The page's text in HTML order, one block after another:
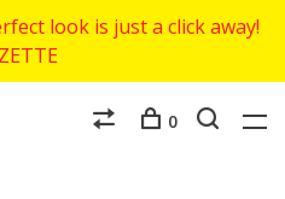
look is just a click away!
0